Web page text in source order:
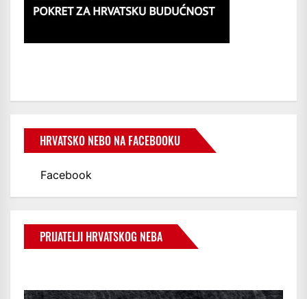
HRVATSKO NEBO NA FACEBOOKU
Facebook
PRIJATELJI HRVATSKOG NEBA